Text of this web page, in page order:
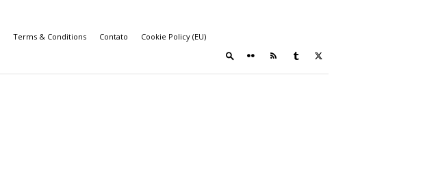
Terms & Conditions Contato Cookie Policy (EU)